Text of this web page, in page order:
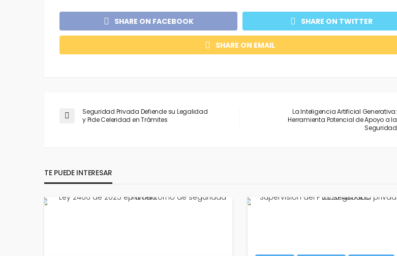
SHARE ON FACEBOOK SHARE ON TWITTER
SHARE ON EMAIL
Seguridad Privada Defiende su Legalidad
y Pide Celeridad en Trámites
La Inteligencia Artificial Generativa:
Herramienta Potencial de Apoyo a la
Seguridad
TE PUEDE INTERESAR